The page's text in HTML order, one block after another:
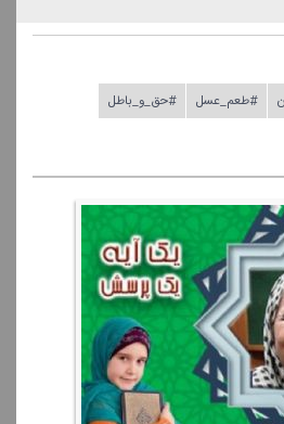
#طعم_عسل #حق_و_باطل